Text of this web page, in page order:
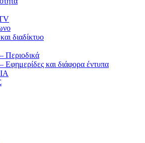
διαδίκτυο
Περιοδικά
Εφημερίδες και διάφορα έντυπα